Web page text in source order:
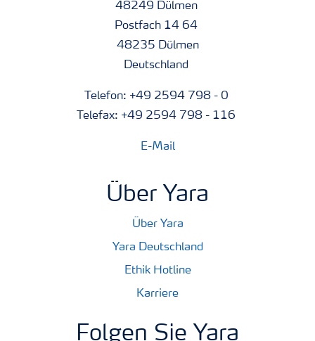
48249 Dülmen
Postfach 14 64
48235 Dülmen
Deutschland
Telefon: +49 2594 798 - 0
Telefax: +49 2594 798 - 116
E-Mail
Über Yara
Über Yara
Yara Deutschland
Ethik Hotline
Karriere
Folgen Sie Yara